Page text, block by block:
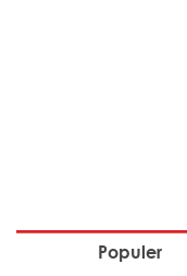
Populer